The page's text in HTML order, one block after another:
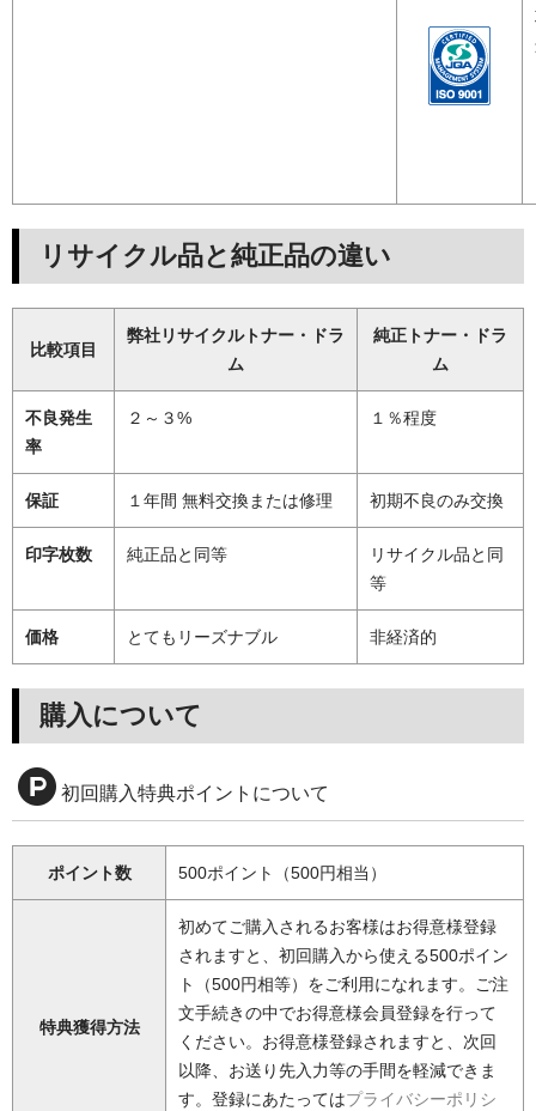
リサイクル品と純正品の違い
比較項目
弊社リサイクルトナー・ドラ
ム
純正トナー・ドラ
ム
不良発生
率
２～３% １％程度
保証 １年間 無料交換または修理 初期不良のみ交換
印字枚数 純正品と同等
リサイクル品と同
等
価格 とてもリーズナブル 非経済的
購入について
初回購入特典ポイントについて
ポイント数 500ポイント（500円相当）
特典獲得方法
初めてご購入されるお客様はお得意様登録
されますと、初回購入から使える500ポイン
ト（500円相等）をご利用になれます。ご注
文手続きの中でお得意様会員登録を行って
ください。お得意様登録されますと、次回
以降、お送り先入力等の手間を軽減できま
す。登録にあたってはプライバシーポリシ